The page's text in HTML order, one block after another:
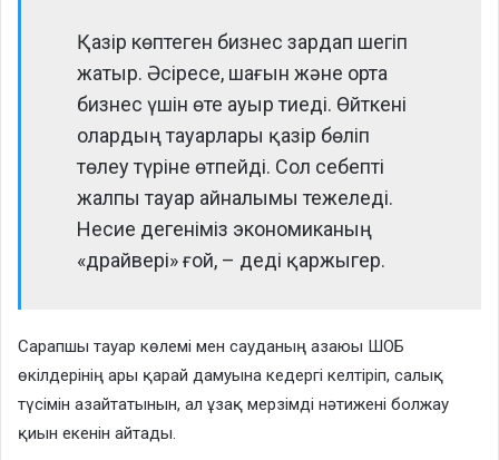
Қазір көптеген бизнес зардап шегіп
жатыр. Әсіресе, шағын және орта
бизнес үшін өте ауыр тиеді. Өйткені
олардың тауарлары қазір бөліп
төлеу түріне өтпейді. Сол себепті
жалпы тауар айналымы тежеледі.
Несие дегеніміз экономиканың
«драйвері» ғой, – деді қаржыгер.
Сарапшы тауар көлемі мен сауданың азаюы ШОБ
өкілдерінің ары қарай дамуына кедергі келтіріп, салық
түсімін азайтатынын, ал ұзақ мерзімді нәтижені болжау
қиын екенін айтады.